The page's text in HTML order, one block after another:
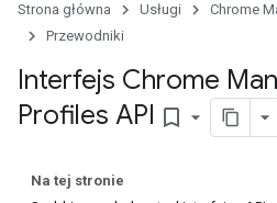
Strona główna Usługi
Chrome
Przewodniki
Interfejs Chrome
Profiles API bookmark_border
Na tej stronie